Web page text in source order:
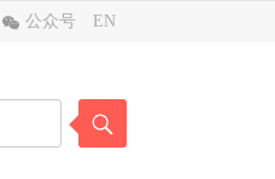
公众号 EN